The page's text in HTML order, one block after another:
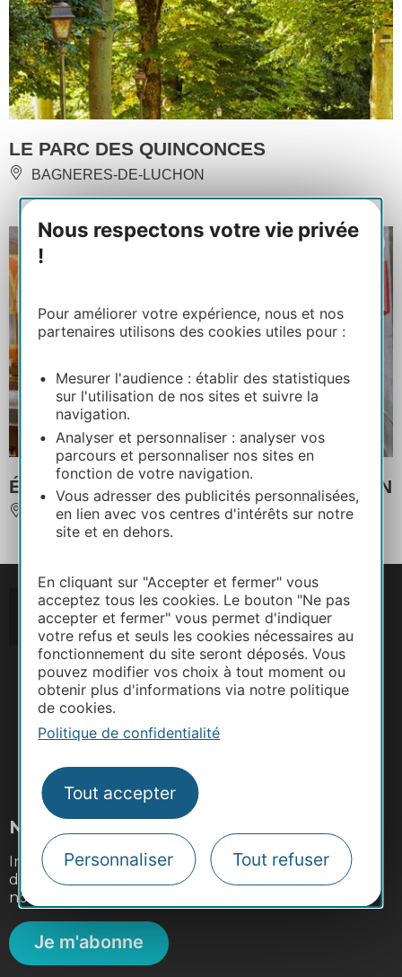
Nous respectons votre vie privée
!
Pour améliorer votre expérience, nous et nos
partenaires utilisons des cookies utiles pour :
Mesurer l'audience : établir des statistiques
sur l'utilisation de nos sites et suivre la
navigation.
Analyser et personnaliser : analyser vos
parcours et personnaliser nos sites en
fonction de votre navigation.
Vous adresser des publicités personnalisées,
en lien avec vos centres d'intérêts sur notre
site et en dehors.
En cliquant sur "Accepter et fermer" vous
acceptez tous les cookies. Le bouton "Ne pas
accepter et fermer" vous permet d'indiquer
votre refus et seuls les cookies nécessaires au
fonctionnement du site seront déposés. Vous
pouvez modifier vos choix à tout moment ou
obtenir plus d'informations via notre politique
de cookies.
Politique de confidentialité
Tout accepter
Personnaliser Tout refuser
LE PARC DES QUINCONCES
BAGNERES-DE-LUCHON
ÉGLISE NOTRE-DAME-DE-L'ASSOMPTION
BAGNERES-DE-LUCHON
#VoyageOccitanie
Newsletter
Inscrivez-vous à la lettre d'information de la
destination Occitanie Sud de France pour recevoir
nos suggestions de séjours, de visites et de sorties.
Je m'abonne